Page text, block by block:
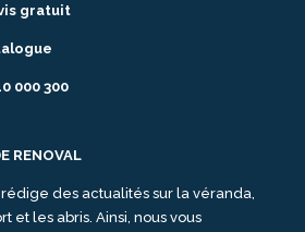
gratuit
000 300
RENOVAL
des actualités sur la véranda,
et les abris. Ainsi, nous vous